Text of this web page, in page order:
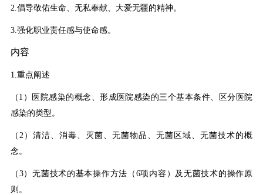
2.倡导敬佑生命、无私奉献、大爱无疆的精神。
3.强化职业责任感与使命感。
内容
1.重点阐述
（1）医院感染的概念、形成医院感染的三个基本条件、区分医院
感染的类型。
（2）清洁、消毒、灭菌、无菌物品、无菌区域、无菌技术的概
念。
（3）无菌技术的基本操作方法（6项内容）及无菌技术的操作原
则。